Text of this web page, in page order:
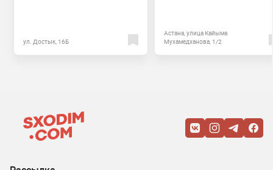
ул. Достык, 16Б
Астана, улица Кайыма
Мухамедханова, 1/2